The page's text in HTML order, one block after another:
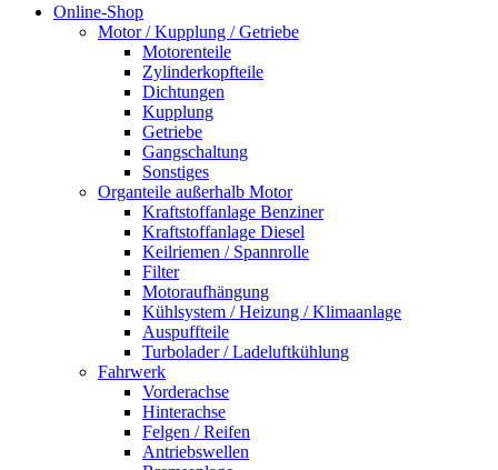
Online-Shop
Motor / Kupplung / Getriebe
Motorenteile
Zylinderkopfteile
Dichtungen
Kupplung
Getriebe
Gangschaltung
Sonstiges
Organteile außerhalb Motor
Kraftstoffanlage Benziner
Kraftstoffanlage Diesel
Keilriemen / Spannrolle
Filter
Motoraufhängung
Kühlsystem / Heizung / Klimaanlage
Auspuffteile
Turbolader / Ladeluftkühlung
Fahrwerk
Vorderachse
Hinterachse
Felgen / Reifen
Antriebswellen